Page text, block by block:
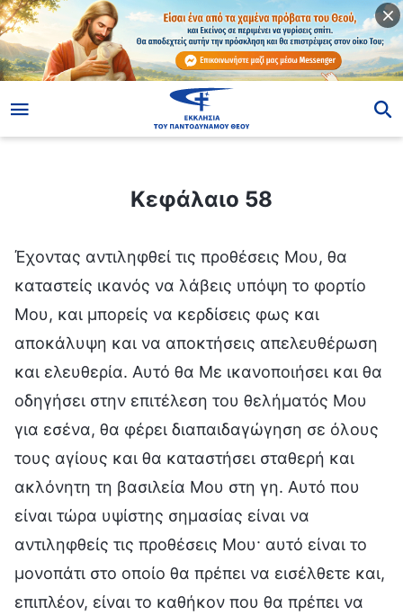
Κεφάλαιο 58
Έχοντας αντιληφθεί τις προθέσεις Μου, θα
καταστείς ικανός να λάβεις υπόψη το φορτίο
Μου, και μπορείς να κερδίσεις φως και
αποκάλυψη και να αποκτήσεις απελευθέρωση
και ελευθερία. Αυτό θα Με ικανοποιήσει και θα
οδηγήσει στην επιτέλεση του θελήματός Μου
για εσένα, θα φέρει διαπαιδαγώγηση σε όλους
τους αγίους και θα καταστήσει σταθερή και
ακλόνητη τη βασιλεία Μου στη γη. Αυτό που
είναι τώρα υψίστης σημασίας είναι να
αντιληφθείς τις προθέσεις Μου· αυτό είναι το
μονοπάτι στο οποίο θα πρέπει να εισέλθετε και,
επιπλέον, είναι το καθήκον που θα πρέπει να